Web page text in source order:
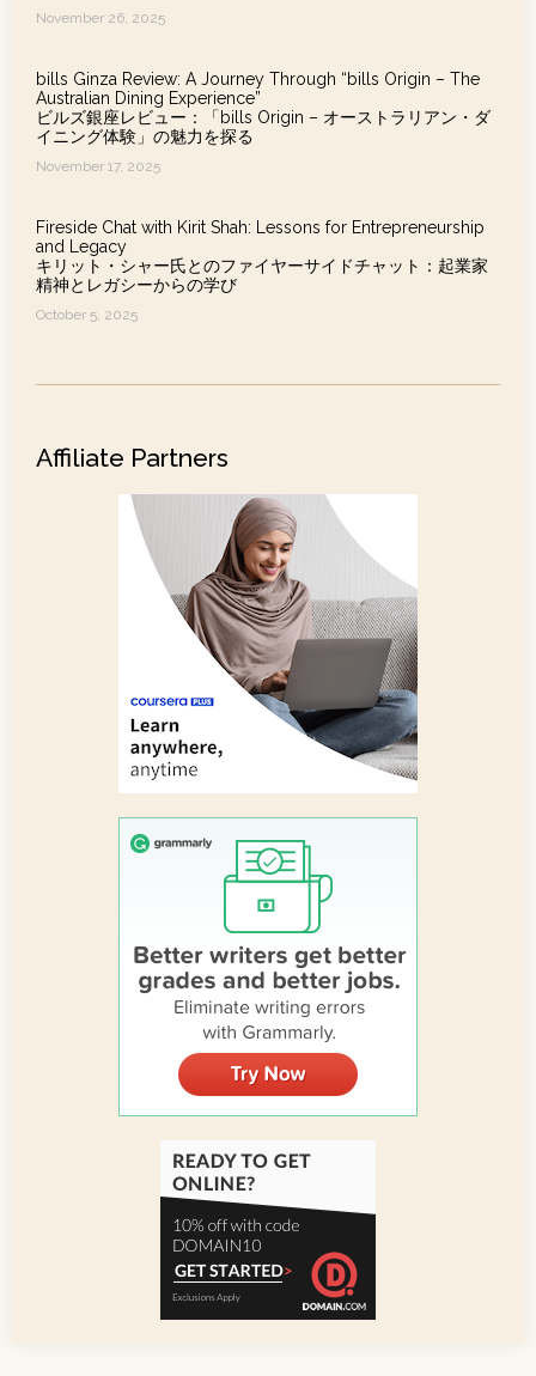
November 26, 2025
bills Ginza Review: A Journey Through “bills Origin – The
Australian Dining Experience”
ビルズ銀座レビュー：「bills Origin – オーストラリアン・ダ
イニング体験」の魅力を探る
November 17, 2025
Fireside Chat with Kirit Shah: Lessons for Entrepreneurship
and Legacy
キリット・シャー氏とのファイヤーサイドチャット：起業家
精神とレガシーからの学び
October 5, 2025
Affiliate Partners